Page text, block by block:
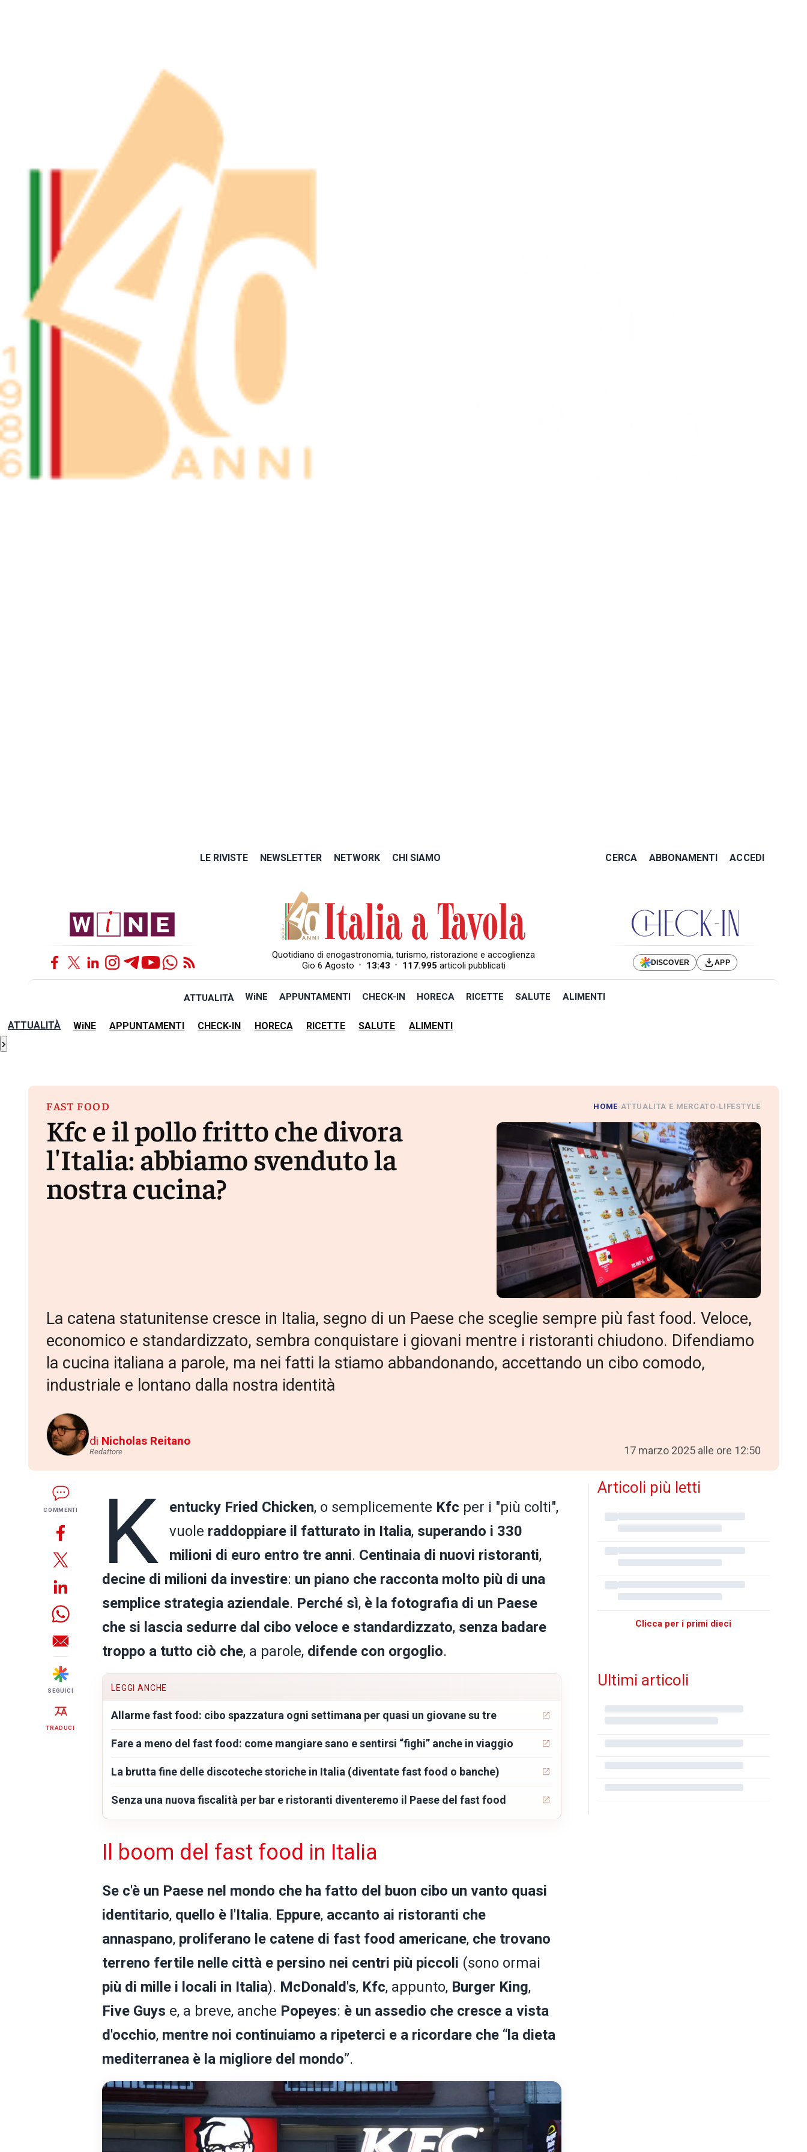
LE RIVISTE NEWSLETTER NETWORK CHI SIAMO CERCA ABBONAMENTI ACCEDI
Quotidiano di enogastronomia, turismo, ristorazione e accoglienza
Gio 6 Agosto • 13:43 • 117.995 articoli pubblicati DISCOVER APP
ATTUALITÀ WiNE APPUNTAMENTI CHECK-IN HORECA RICETTE SALUTE ALIMENTI
ATTUALITÀ WiNE APPUNTAMENTI CHECK-IN HORECA RICETTE SALUTE ALIMENTI
›
HOME»ATTUALITA E MERCATO»LIFESTYLE
FAST FOOD
Kfc e il pollo fritto che divora
l'Italia: abbiamo svenduto la
nostra cucina?
La catena statunitense cresce in Italia, segno di un Paese che sceglie sempre più fast food. Veloce,
economico e standardizzato, sembra conquistare i giovani mentre i ristoranti chiudono. Difendiamo
la cucina italiana a parole, ma nei fatti la stiamo abbandonando, accettando un cibo comodo,
industriale e lontano dalla nostra identità
di Nicholas Reitano
Redattore 17 marzo 2025 alle ore 12:50
COMMENTI
SEGUICI
TRADUCI
K entucky Fried Chicken, o semplicemente Kfc per i "più colti",
vuole raddoppiare il fatturato in Italia, superando i 330
milioni di euro entro tre anni. Centinaia di nuovi ristoranti,
decine di milioni da investire: un piano che racconta molto più di una
semplice strategia aziendale. Perché sì, è la fotografia di un Paese
che si lascia sedurre dal cibo veloce e standardizzato, senza badare
troppo a tutto ciò che, a parole, difende con orgoglio.
LEGGI ANCHE
Allarme fast food: cibo spazzatura ogni settimana per quasi un giovane su tre
Fare a meno del fast food: come mangiare sano e sentirsi “fighi” anche in viaggio
La brutta fine delle discoteche storiche in Italia (diventate fast food o banche)
Senza una nuova fiscalità per bar e ristoranti diventeremo il Paese del fast food
Il boom del fast food in Italia
Se c'è un Paese nel mondo che ha fatto del buon cibo un vanto quasi
identitario, quello è l'Italia. Eppure, accanto ai ristoranti che
annaspano, proliferano le catene di fast food americane, che trovano
terreno fertile nelle città e persino nei centri più piccoli (sono ormai
più di mille i locali in Italia). McDonald's, Kfc, appunto, Burger King,
Five Guys e, a breve, anche Popeyes: è un assedio che cresce a vista
d'occhio, mentre noi continuiamo a ripeterci e a ricordare che “ la dieta
mediterranea è la migliore del mondo”.
Articoli più letti
Clicca per i primi dieci
Ultimi articoli